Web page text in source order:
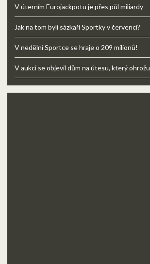
V úterním Eurojackpotu je přes půl miliardy
Jak na tom byli sázkaři Sportky v červenci?
V nedělní Sportce se hraje o 209 milionů!
V aukci se objevil dům na útesu, který